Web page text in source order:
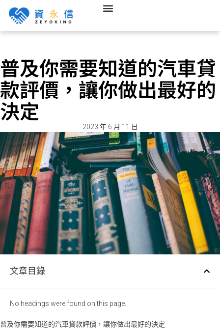
普及你需要知道的汽車貸
款評價，讓你做出最好的
決定
2023 年 6 月 11 日
文章目錄
No headings were found on this page.
普及你需要知道的汽車貸款評價，讓你做出最好的決定